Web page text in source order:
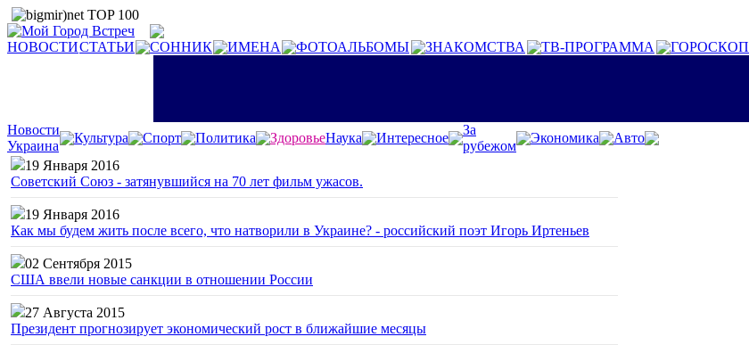
НОВОСТИСТАТЬИ СОННИК ИМЕНА ФОТОАЛЬБОМЫ ЗНАКОМСТВА ТВ-ПРОГРАММА ГОРОСКОП
Новости
Украина
Культура Спорт Политика ЗдоровьеНаука Интересное
За
рубежом
Экономика
Авто
19 Января 2016
Советский Союз - затянувшийся на 70 лет фильм ужасов.
19 Января 2016
Как мы будем жить после всего, что натворили в Украине? - российский поэт Игорь Иртеньев
02 Сентября 2015
США ввели новые санкции в отношении России
27 Августа 2015
Президент прогнозирует экономический рост в ближайшие месяцы